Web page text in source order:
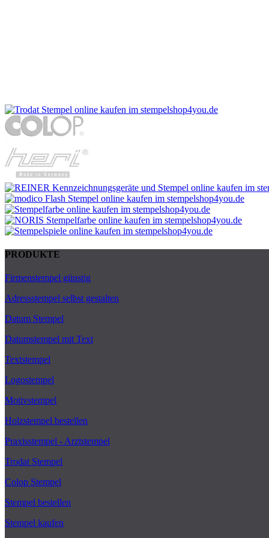
PRODUKTE
Firmenstempel günstig
Adressstempel selbst gestalten
Datum Stempel
Datumstempel mit Text
Textstempel
Logostempel
Motivstempel
Holzstempel bestellen
Praxisstempel - Arztstempel
Trodat Stempel
Colop Stempel
Stempel bestellen
Stempel kaufen